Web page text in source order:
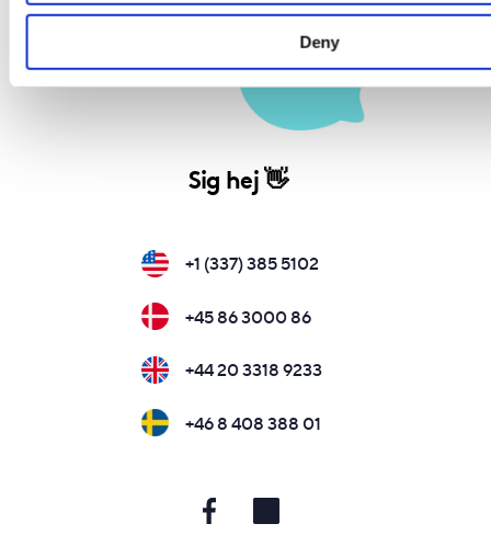
Deny
Sig hej 👋
+1 (337) 385 5102
+45 86 3000 86
+44 20 3318 9233
+46 8 408 388 01